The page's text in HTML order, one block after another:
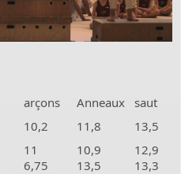
arçons Anneaux
saut
10,2 11,8
13,5
11 10,9
12,9
6,75 13,5 13,3